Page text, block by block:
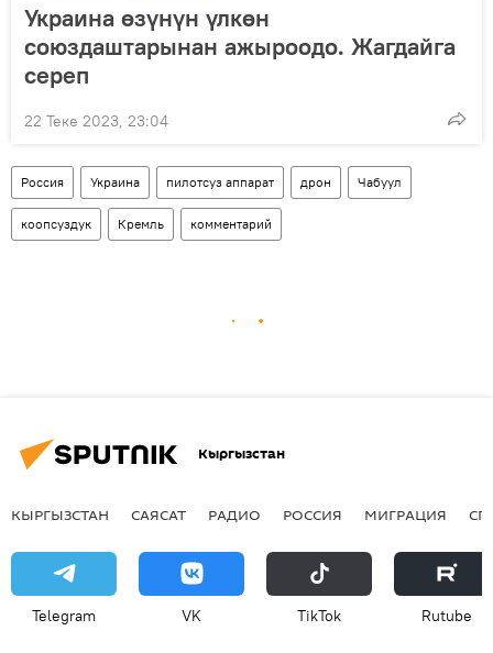
Украина өзүнүн үлкөн
союздаштарынан ажыроодо. Жагдайга
сереп
22 Теке 2023, 23:04
Россия Украина пилотсуз аппарат дрон Чабуул
коопсуздук Кремль комментарий
Кыргызстан
КЫРГЫЗСТАН САЯСАТ РАДИО РОССИЯ МИГРАЦИЯ
Telegram VK ТikТоk Rutube